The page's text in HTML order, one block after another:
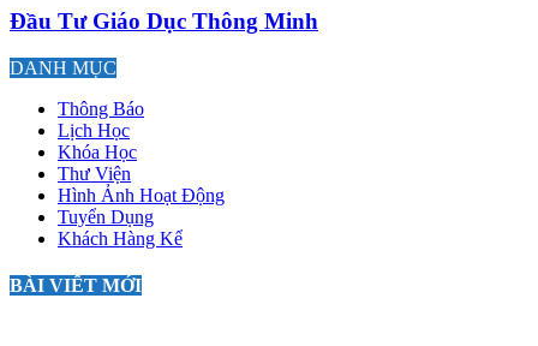
Đầu Tư Giáo Dục Thông Minh
DANH MỤC
Thông Báo
Lịch Học
Khóa Học
Thư Viện
Hình Ảnh Hoạt Động
Tuyển Dụng
Khách Hàng Kể
BÀI VIẾT MỚI